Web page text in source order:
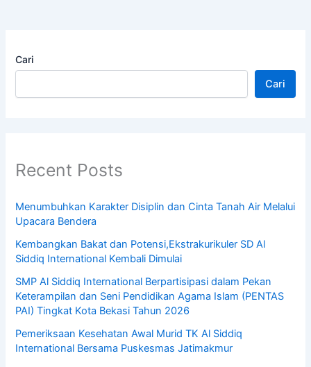
Cari
Cari
Recent Posts
Menumbuhkan Karakter Disiplin dan Cinta Tanah Air Melalui
Upacara Bendera
Kembangkan Bakat dan Potensi,Ekstrakurikuler SD Al
Siddiq International Kembali Dimulai
SMP Al Siddiq International Berpartisipasi dalam Pekan
Keterampilan dan Seni Pendidikan Agama Islam (PENTAS
PAI) Tingkat Kota Bekasi Tahun 2026
Pemeriksaan Kesehatan Awal Murid TK Al Siddiq
International Bersama Puskesmas Jatimakmur